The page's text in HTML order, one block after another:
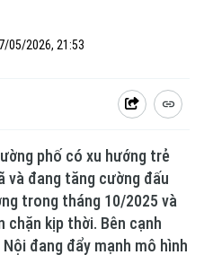
05/2026, 21:53
phố có xu hướng trẻ
và đang tăng cường đấu
trong tháng 10/2025 và
chặn kịp thời. Bên cạnh
đang đẩy mạnh mô hình